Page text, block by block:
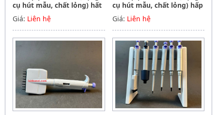
cụ hút mẫu, chất lỏng) hất
tiệt trùng 50-300ul, Hãng
Phoenix instrument
Germany
Giá: Liên hệ
cụ hút mẫu, chất lỏng) hấp
tiệt trùng 5-50ul, Hãng
Phoenix instrument
Germany
Giá: Liên hệ